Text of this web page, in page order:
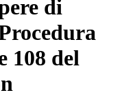
di
108 del